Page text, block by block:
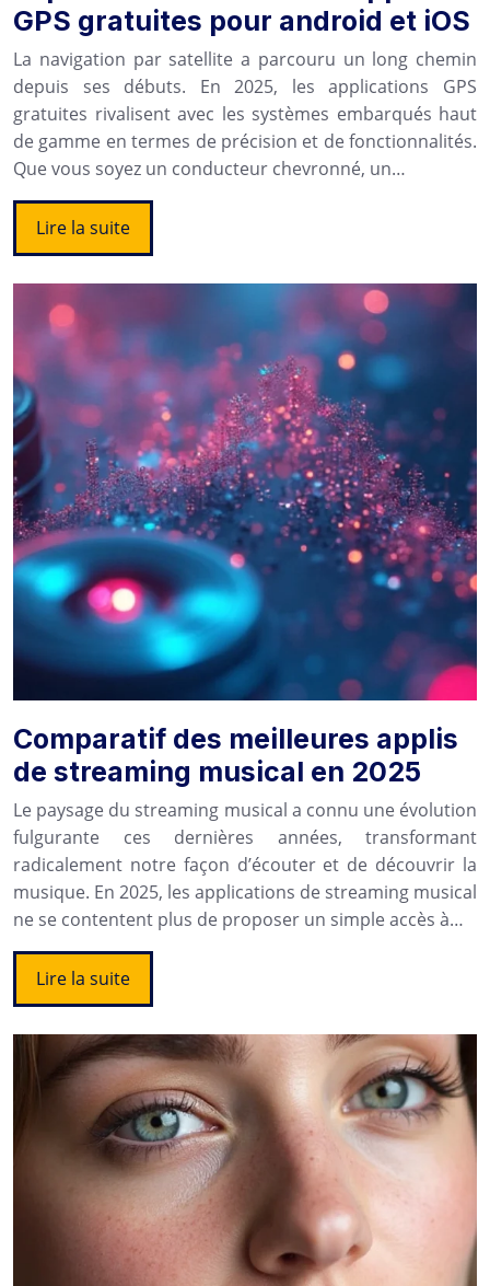
GPS gratuites pour android et iOS
La navigation par satellite a parcouru un long chemin
depuis ses débuts. En 2025, les applications GPS
gratuites rivalisent avec les systèmes embarqués haut
de gamme en termes de précision et de fonctionnalités.
Que vous soyez un conducteur chevronné, un…
Lire la suite
Comparatif des meilleures applis
de streaming musical en 2025
Le paysage du streaming musical a connu une évolution
fulgurante ces dernières années, transformant
radicalement notre façon d’écouter et de découvrir la
musique. En 2025, les applications de streaming musical
ne se contentent plus de proposer un simple accès à…
Lire la suite